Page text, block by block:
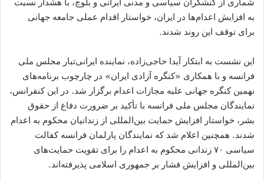
شماری از کنشگران سیاسی و مدنی ایرانی و بلوچ، با هشدار نسبت
به افزایش اعدام‌ها در ایران، خواستار اقدام عملی جامعه جهانی
برای توقف این روند شدند.
این نشست به ابتکار آیدا حاجی‌زاده، نماینده ایرانی‌تبار مجلس ملی
فرانسه و با همکاری «کنگره آزادی ایران» در چارچوب برنامه‌های
نهمین کنگره جهانی علیه مجازات اعدام برگزار شد. در این کنفرانس،
نمایندگان مجلس ملی فرانسه با تأکید بر ضرورت دفاع از حقوق
بشر، خواستار افزایش حمایت بین‌المللی از زندانیان محکوم به اعدام
شدند. همچنین اعلام شد که نمایندگان پارلمان فرانسه کفالت
سیاسی ۷۰ زندانی محکوم به اعدام را برای تقویت حمایت‌های
بین‌المللی و افزایش فشار بر جمهوری اسلامی پذیرفته‌اند.